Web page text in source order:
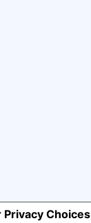
Privacy Choices